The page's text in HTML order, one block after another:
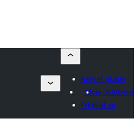
Nahrať plugin
Moje obľúbené
Prihlásiť sa